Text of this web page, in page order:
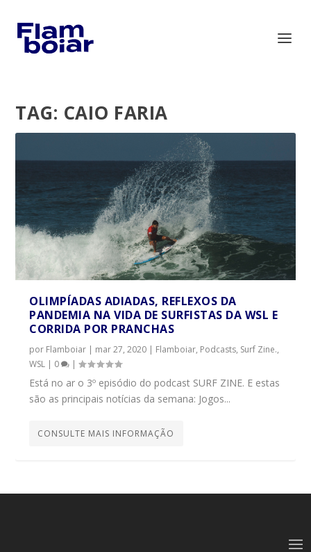
TAG: CAIO FARIA
OLIMPÍADAS ADIADAS, REFLEXOS DA
PANDEMIA NA VIDA DE SURFISTAS DA WSL E
CORRIDA POR PRANCHAS
por Flamboiar | mar 27, 2020 | Flamboiar, Podcasts, Surf Zine.,
WSL | 0 |
Está no ar o 3º episódio do podcast SURF ZINE. E estas
são as principais notícias da semana: Jogos...
CONSULTE MAIS INFORMAÇÃO